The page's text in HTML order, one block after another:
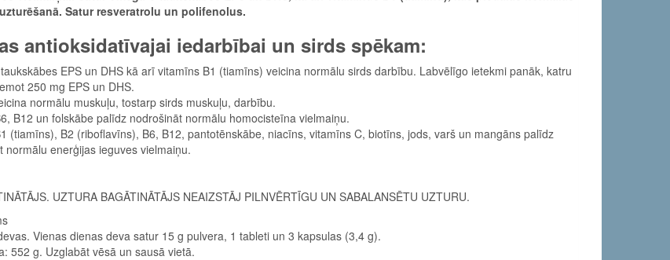
Satur resveratrolu un polifenolus.
antioksidatīvajai iedarbībai un sirds spēkam:
EPS un DHS kā arī vitamīns B1 (tiamīns) veicina normālu sirds darbību. Labvēlīgo ietekmi panāk, katru
250 mg EPS un DHS.
normālu muskuļu, tostarp sirds muskuļu, darbību.
B12 un folskābe palīdz nodrošināt normālu homocisteīna vielmaiņu.
(tiamīns), B2 (riboflavīns), B6, B12, pantotēnskābe, niacīns, vitamīns C, biotīns, jods, varš un mangāns palīdz
normālu enerģijas ieguves vielmaiņu.
UZTURA BAGĀTINĀTĀJS NEAIZSTĀJ PILNVĒRTĪGU UN SABALANSĒTU UZTURU.
Vienas dienas deva satur 15 g pulvera, 1 tableti un 3 kapsulas (3,4 g).
552 g. Uzglabāt vēsā un sausā vietā.